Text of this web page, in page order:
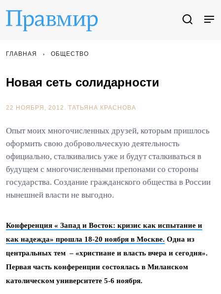
ГЛАВНАЯ ОБЩЕСТВО
Новая сеть солидарности
22 НОЯБРЯ, 2012. ТАТЬЯНА КРАСНОВА
Опыт моих многочисленных друзей, которым пришлось
оформить свою добровольческую деятельность
официально, сталкивались уже и будут сталкиваться в
будущем с многочисленными препонами со стороны
государства. Создание гражданского общества в России
нынешней власти не выгодно.
Конференция « Запад и Восток: кризис как испытание и
как надежда» прошла 18-20 ноября в Москве. Одна из
центральных тем – «христиане и власть вчера и сегодня».
Первая часть конференции состоялась в Миланском
католическом университете 5-6 ноября.